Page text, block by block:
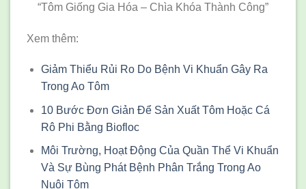
“Tôm Giống Gia Hóa – Chìa Khóa Thành Công”
Xem thêm:
Giảm Thiểu Rủi Ro Do Bệnh Vi Khuẩn Gây Ra
Trong Ao Tôm
10 Bước Đơn Giản Để Sản Xuất Tôm Hoặc Cá
Rô Phi Bằng Biofloc
Môi Trường, Hoạt Động Của Quần Thể Vi Khuẩn
Và Sự Bùng Phát Bệnh Phân Trắng Trong Ao
Nuôi Tôm